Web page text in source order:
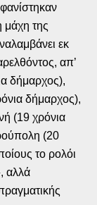
μάχη της
εκ
απ’
δήμαρχος),
δήμαρχος),
(19 χρόνια
(20
το ρολόι
αλλά